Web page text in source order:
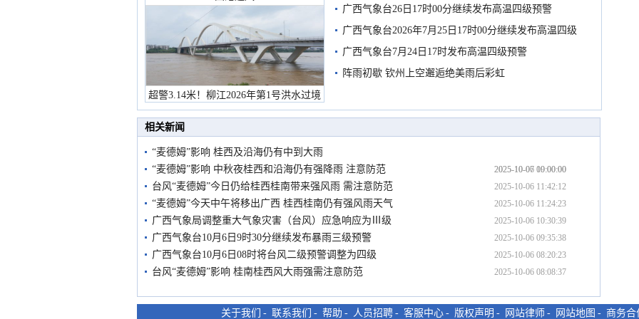
超警3.14米！柳江2026年第1号洪水过境
市民在堤岸见证汛况
广西气象台26日17时00分继续发布高温四级预警
广西气象台2026年7月25日17时00分继续发布高温四级
预警
广西气象台7月24日17时发布高温四级预警
阵雨初歇 钦州上空邂逅绝美雨后彩虹
相关新闻
“麦德姆”影响 桂西及沿海仍有中到大雨
2025-10-07 00:00:00
“麦德姆”影响 中秋夜桂西和沿海仍有强降雨 注意防范 2025-10-06 19:00:00
台风“麦德姆”今日仍给桂西桂南带来强风雨 需注意防范 2025-10-06 11:42:12
“麦德姆”今天中午将移出广西 桂西桂南仍有强风雨天气 2025-10-06 11:24:23
广西气象局调整重大气象灾害（台风）应急响应为Ⅲ级 2025-10-06 10:30:39
广西气象台10月6日9时30分继续发布暴雨三级预警 2025-10-06 09:35:38
广西气象台10月6日08时将台风二级预警调整为四级 2025-10-06 08:20:23
台风“麦德姆”影响 桂南桂西风大雨强需注意防范 2025-10-06 08:08:37
关于我们 - 联系我们 - 帮助 - 人员招聘 - 客服中心 - 版权声明 - 网站律师 - 网站地图 - 商务合